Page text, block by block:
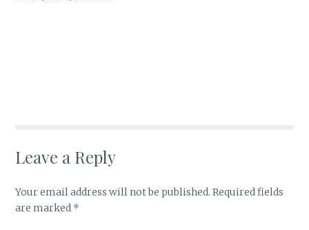
Leave a Reply
Your email address will not be published. Required fields
are marked *